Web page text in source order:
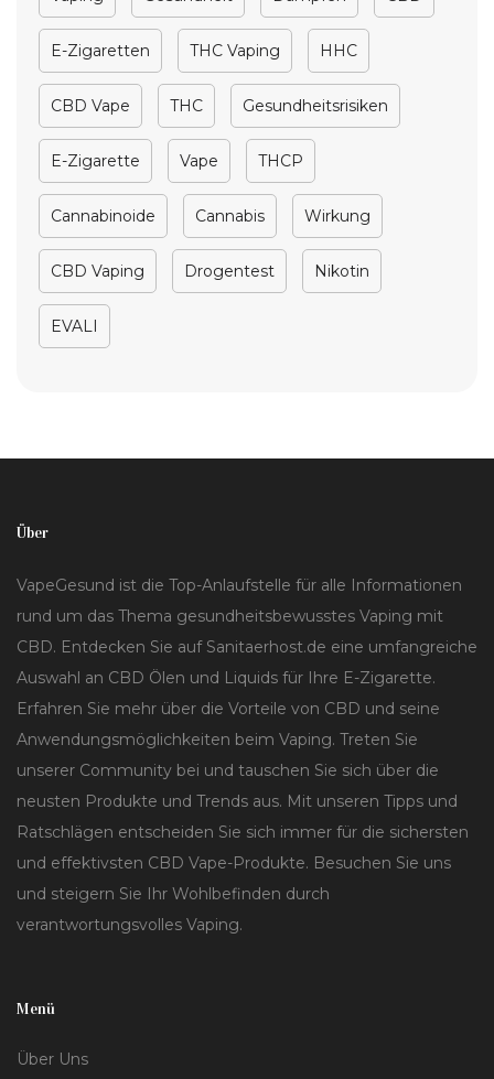
E-Zigaretten THC Vaping HHC
CBD Vape THC Gesundheitsrisiken
E-Zigarette Vape THCP
Cannabinoide Cannabis Wirkung
CBD Vaping Drogentest Nikotin
EVALI
Über
VapeGesund ist die Top-Anlaufstelle für alle Informationen
rund um das Thema gesundheitsbewusstes Vaping mit
CBD. Entdecken Sie auf Sanitaerhost.de eine umfangreiche
Auswahl an CBD Ölen und Liquids für Ihre E-Zigarette.
Erfahren Sie mehr über die Vorteile von CBD und seine
Anwendungsmöglichkeiten beim Vaping. Treten Sie
unserer Community bei und tauschen Sie sich über die
neusten Produkte und Trends aus. Mit unseren Tipps und
Ratschlägen entscheiden Sie sich immer für die sichersten
und effektivsten CBD Vape-Produkte. Besuchen Sie uns
und steigern Sie Ihr Wohlbefinden durch
verantwortungsvolles Vaping.
Menü
Über Uns